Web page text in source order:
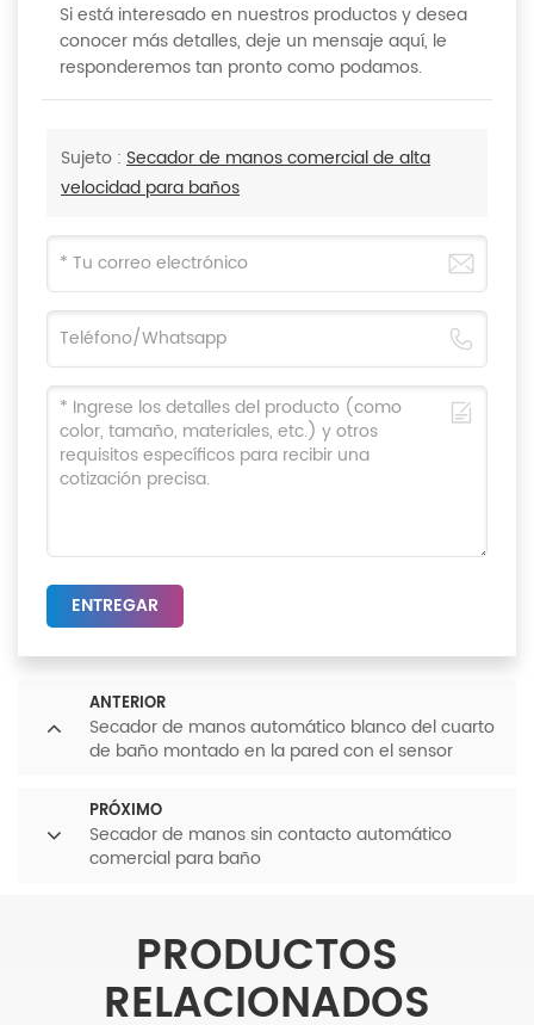
Si está interesado en nuestros productos y desea
conocer más detalles, deje un mensaje aquí, le
responderemos tan pronto como podamos.
Sujeto : Secador de manos comercial de alta
velocidad para baños
ENTREGAR
ANTERIOR
Secador de manos automático blanco del cuarto
de baño montado en la pared con el sensor
PRÓXIMO
Secador de manos sin contacto automático
comercial para baño
PRODUCTOS
RELACIONADOS